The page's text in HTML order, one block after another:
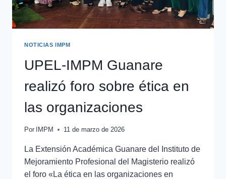
NOTICIAS IMPM
UPEL-IMPM Guanare
realizó foro sobre ética en
las organizaciones
Por IMPM 11 de marzo de 2026
La Extensión Académica Guanare del Instituto de
Mejoramiento Profesional del Magisterio realizó
el foro «La ética en las organizaciones en